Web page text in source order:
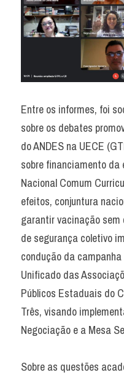
Entre os informes, foi
sobre os debates
do ANDES na UECE
sobre financiamento
Nacional Comum
efeitos, conjuntura
garantir vacinação
de segurança coletivo
condução da
Unificado das
Públicos Estaduais do
Três, visando
Negociação e a Mesa
Sobre as questões